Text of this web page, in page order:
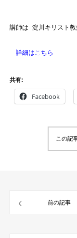
講師は 淀川 キリスト
詳細はこちら
共有:
Facebook
この記
前の記事